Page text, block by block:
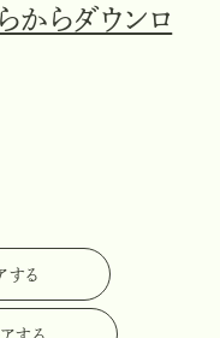
からダウンロ
する